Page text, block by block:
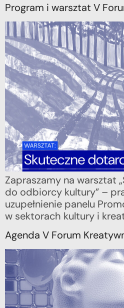
Program i warsztat V
Zapraszamy na warsztat
do odbiorcy kultury” –
uzupełnienie panelu
w sektorach kultury i
Agenda V Forum